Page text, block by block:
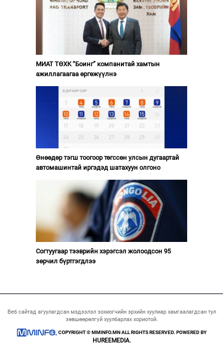
МИАТ ТӨХК “Боинг” компанитай хамтын
ажиллагаагаа өргөжүүлнэ
Өнөөдөр тэгш тоогоор төгссөн улсын дугаартай
автомашинтай иргэдэд шатахуун олгоно
Согтуугаар тээврийн хэрэгсэл жолоодсон 95
зөрчил бүртгэгдлээ
Веб сайтад агуулагдсан мэдээлэл зохиогчийн эрхийн хуулиар хамгаалагдсан тул
зөвшөөрөлгүй хуулбарлах хориотой.
COPYRIGHT © MMINFO.MN ALL RIGHTS RESERVED. POWERED BY
HUREEMEDIA.